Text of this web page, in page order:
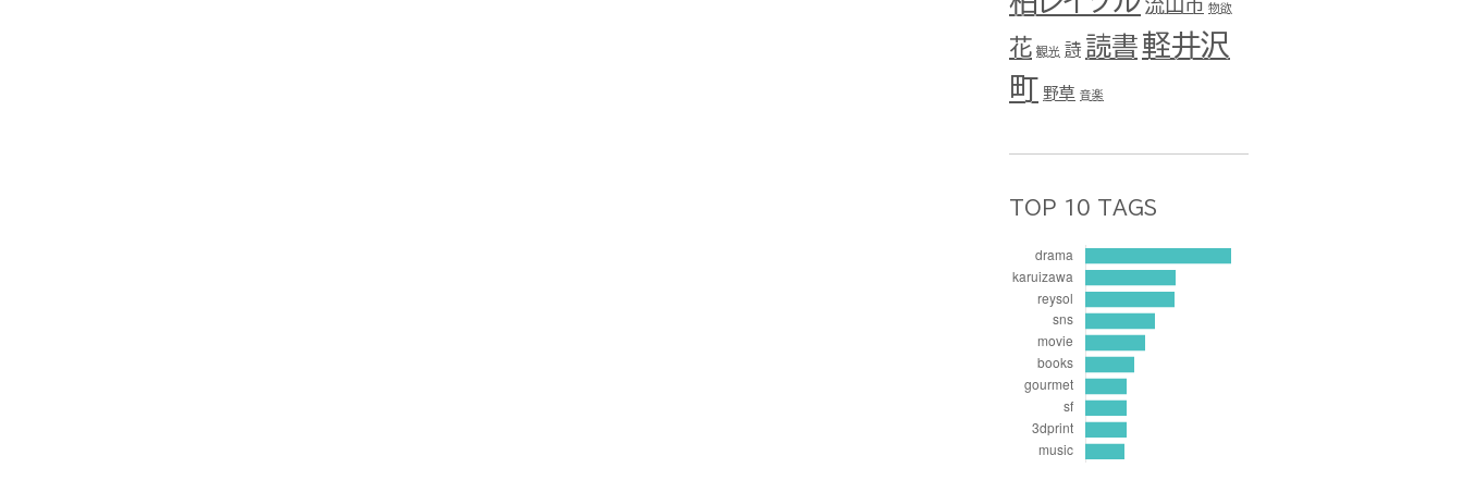
流山市 物欲
花 観光 詩 読書軽井沢
町 野草 音楽
TOP 10 TAGS